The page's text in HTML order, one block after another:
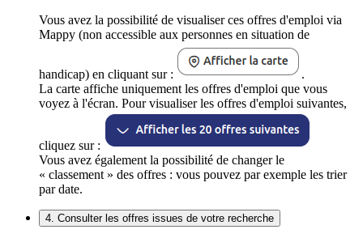
Vous avez la possibilité de visualiser ces offres d'emploi via
Mappy (non accessible aux personnes en situation de
handicap) en cliquant sur :
.
La carte affiche uniquement les offres d'emploi que vous
voyez à l'écran. Pour visualiser les offres d'emploi suivantes,
cliquez sur :
Vous avez également la possibilité de changer le
« classement » des offres : vous pouvez par exemple les trier
par date.
4. Consulter les offres issues de votre recherche